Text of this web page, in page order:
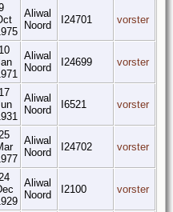
Aliwal
Noord
I24701 vorster
10
Aliwal
Noord
I24699 vorster
17
Aliwal
Noord
I6521 vorster
25
Aliwal
Noord
I24702 vorster
24
Aliwal
Noord
I2100 vorster